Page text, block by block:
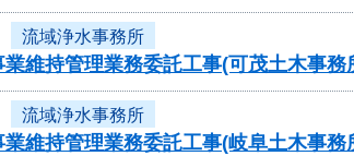
流域浄水事務所
維持管理業務委託工事(可茂土木事
流域浄水事務所
維持管理業務委託工事(岐阜土木事